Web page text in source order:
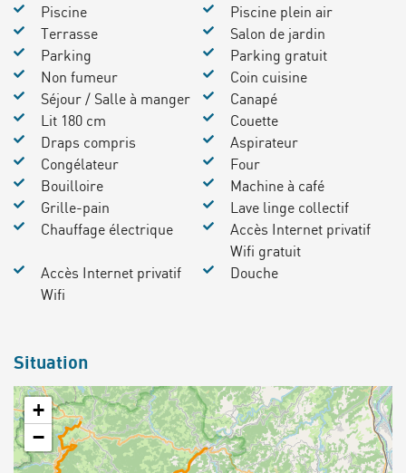
Piscine
Piscine plein air
Terrasse
Salon de jardin
Parking
Parking gratuit
Non fumeur
Coin cuisine
Séjour / Salle à manger
Canapé
Lit 180 cm
Couette
Draps compris
Aspirateur
Congélateur
Four
Bouilloire
Machine à café
Grille-pain
Lave linge collectif
Chauffage électrique
Accès Internet privatif
Wifi gratuit
Accès Internet privatif
Wifi
Douche
Situation
+
−